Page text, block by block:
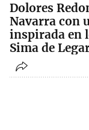
Dolores
Navarra con
inspirada en
Sima de